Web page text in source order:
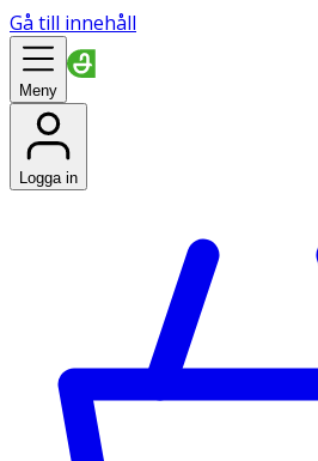
Gå till innehåll
Meny
Logga in